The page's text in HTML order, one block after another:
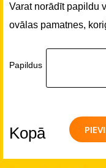
Varat norādīt papildu
ovālas pamatnes,
Papildus
Kopā